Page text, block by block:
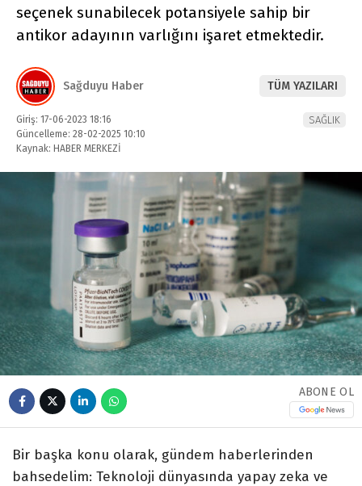
seçenek sunabilecek potansiyele sahip bir
antikor adayının varlığını işaret etmektedir.
Sağduyu Haber TÜM YAZILARI
Giriş: 17-06-2023 18:16
Güncelleme: 28-02-2025 10:10
Kaynak: HABER MERKEZİ
SAĞLIK
ABONE OL
Bir başka konu olarak, gündem haberlerinden
bahsedelim: Teknoloji dünyasında yapay zeka ve